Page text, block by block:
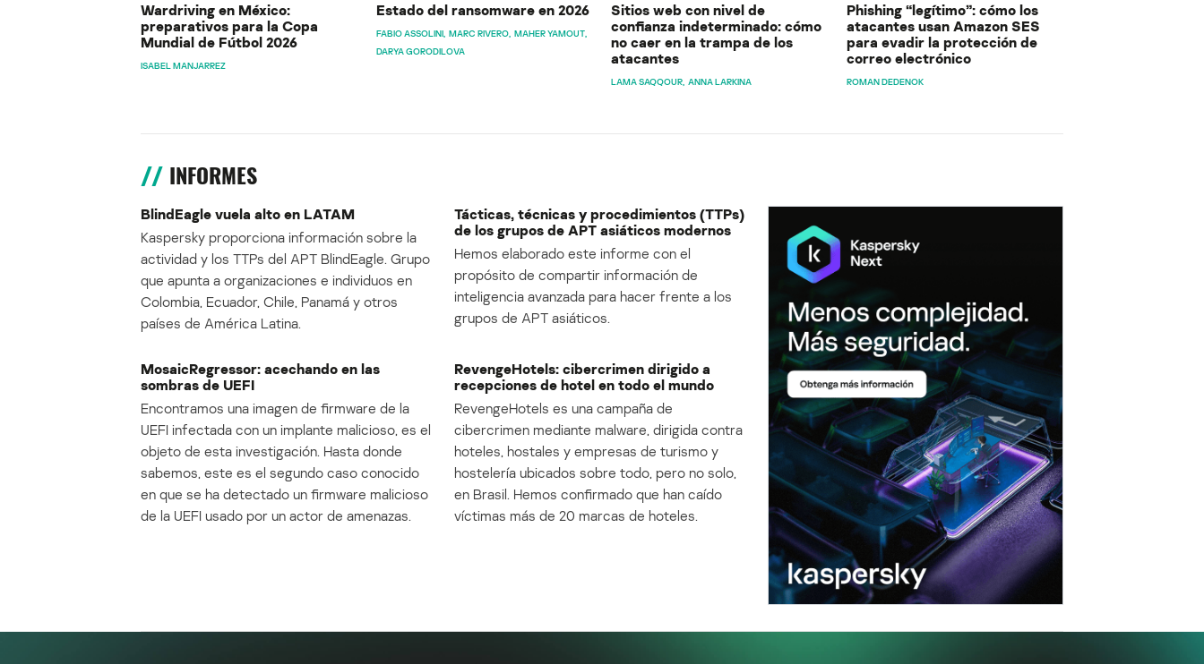
Wardriving en México:
preparativos para la Copa
Mundial de Fútbol 2026
ISABEL MANJARREZ
Estado del ransomware en 2026
FABIO ASSOLINI MARC RIVERO MAHER YAMOUT
DARYA GORODILOVA
Sitios web con nivel de
confianza indeterminado: cómo
no caer en la trampa de los
atacantes
LAMA SAQQOUR ANNA LARKINA
Phishing “legítimo”: cómo los
atacantes usan Amazon SES
para evadir la protección de
correo electrónico
ROMAN DEDENOK
INFORMES
BlindEagle vuela alto en LATAM
Kaspersky proporciona información sobre la
actividad y los TTPs del APT BlindEagle. Grupo
que apunta a organizaciones e individuos en
Colombia, Ecuador, Chile, Panamá y otros
países de América Latina.
Tácticas, técnicas y procedimientos (TTPs)
de los grupos de APT asiáticos modernos
Hemos elaborado este informe con el
propósito de compartir información de
inteligencia avanzada para hacer frente a los
grupos de APT asiáticos.
MosaicRegressor: acechando en las
sombras de UEFI
Encontramos una imagen de firmware de la
UEFI infectada con un implante malicioso, es el
objeto de esta investigación. Hasta donde
sabemos, este es el segundo caso conocido
en que se ha detectado un firmware malicioso
de la UEFI usado por un actor de amenazas.
RevengeHotels: cibercrimen dirigido a
recepciones de hotel en todo el mundo
RevengeHotels es una campaña de
cibercrimen mediante malware, dirigida contra
hoteles, hostales y empresas de turismo y
hostelería ubicados sobre todo, pero no solo,
en Brasil. Hemos confirmado que han caído
víctimas más de 20 marcas de hoteles.